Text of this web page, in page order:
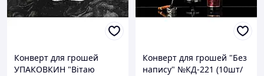
Конверт для грошей
УПАКОВКИН "Вітаю
Конверт для грошей "Без
напису" №КД-221 (10шт/